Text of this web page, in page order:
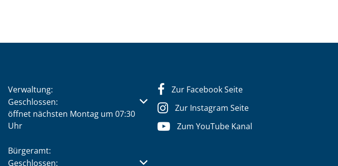
Verwaltung:
Klicken, um weitere Öffnungs- oder Schließzeiten auszublenden
Geschlossen:
öffnet nächsten Montag um 07:30
Uhr
Bürgeramt:
Klicken, um weitere Öffnungs- oder Schließzeiten auszublenden
Geschlossen:
Zur Facebook Seite
Zur Instagram Seite
Zum YouTube Kanal